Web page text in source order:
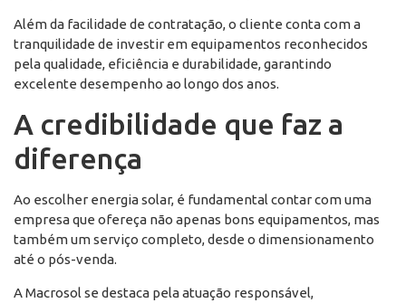
Além da facilidade de contratação, o cliente conta com a
tranquilidade de investir em equipamentos reconhecidos
pela qualidade, eficiência e durabilidade, garantindo
excelente desempenho ao longo dos anos.
A credibilidade que faz a
diferença
Ao escolher energia solar, é fundamental contar com uma
empresa que ofereça não apenas bons equipamentos, mas
também um serviço completo, desde o dimensionamento
até o pós-venda.
A Macrosol se destaca pela atuação responsável,